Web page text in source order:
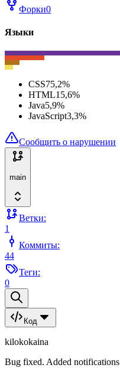
Форки0
Языки
CSS75,2%
HTML15,6%
Java5,9%
JavaScript3,3%
Сообщить о нарушении
main
Ветки:
1
Коммиты:
44
Теги:
0
Код
kilokokaina
Bug fixed. Added notifications